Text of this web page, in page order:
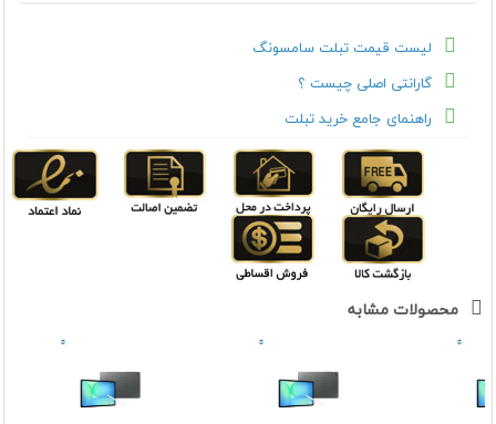
لیست قیمت تبلت سامسونگ
گارانتی اصلی چیست ؟
راهنمای جامع خرید تبلت
محصولات مشابه